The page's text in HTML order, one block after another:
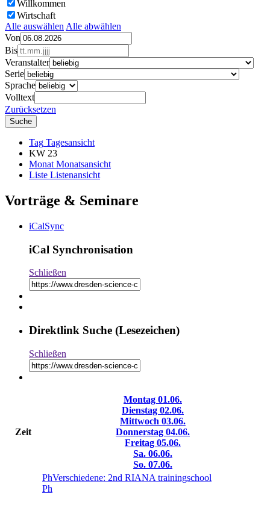
Willkommen
Wirtschaft
Alle auswählen Alle abwählen
Von
Bis
Veranstalter
Serie
Sprache
Volltext
Zurücksetzen
Tag Tagesansicht
KW 23
Monat Monatsansicht
Liste Listenansicht
Vorträge & Seminare
iCalSync
iCal Synchronisation
Schließen
Direktlink Suche (Lesezeichen)
Schließen
Zeit
Montag 01.06.
Dienstag 02.06.
Mittwoch 03.06.
Donnerstag 04.06.
Freitag 05.06.
Sa. 06.06.
So. 07.06.
PhVerschiedene: 2nd RIANA trainingschool
Ph